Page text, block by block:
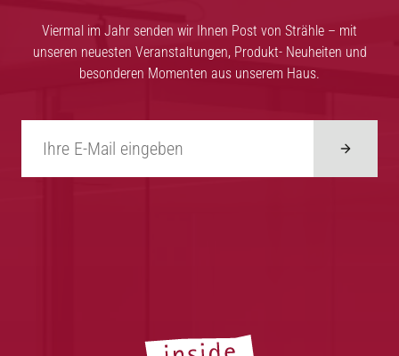
Viermal im Jahr senden wir Ihnen Post von Strähle – mit
unseren neuesten Veranstaltungen, Produkt- Neuheiten und
besonderen Momenten aus unserem Haus.